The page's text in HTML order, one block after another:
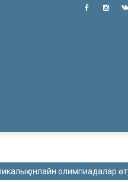
онлайн олимпиадалар